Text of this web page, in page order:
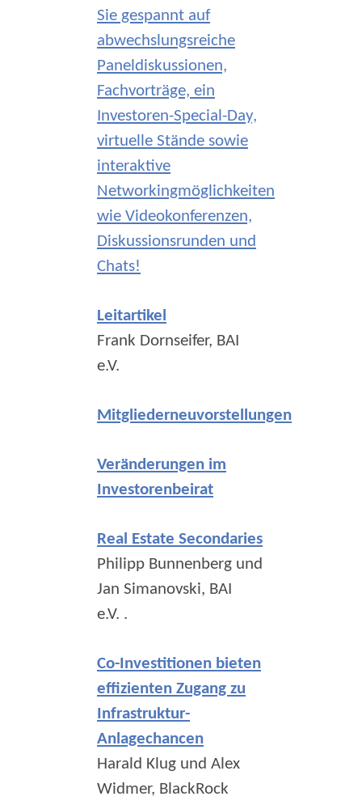
Sie gespannt auf
abwechslungsreiche
Paneldiskussionen,
Fachvorträge, ein
Investoren-Special-Day,
virtuelle Stände sowie
interaktive
Networkingmöglichkeiten
wie Videokonferenzen,
Diskussionsrunden und
Chats!
Leitartikel
Frank Dornseifer, BAI
e.V.
Mitgliederneuvorstellungen
Veränderungen im
Investorenbeirat
Real Estate Secondaries
Philipp Bunnenberg und
Jan Simanovski, BAI
e.V. .
Co-Investitionen bieten
effizienten Zugang zu
Infrastruktur-
Anlagechancen
Harald Klug und Alex
Widmer, BlackRock